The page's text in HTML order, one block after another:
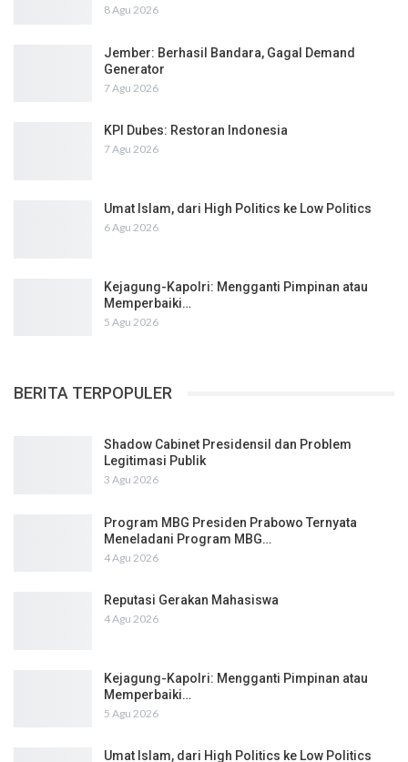
8 Agu 2026
Jember: Berhasil Bandara, Gagal Demand
Generator
7 Agu 2026
KPI Dubes: Restoran Indonesia
7 Agu 2026
Umat Islam, dari High Politics ke Low Politics
6 Agu 2026
Kejagung-Kapolri: Mengganti Pimpinan atau
Memperbaiki…
5 Agu 2026
BERITA TERPOPULER
Shadow Cabinet Presidensil dan Problem
Legitimasi Publik
3 Agu 2026
Program MBG Presiden Prabowo Ternyata
Meneladani Program MBG…
4 Agu 2026
Reputasi Gerakan Mahasiswa
4 Agu 2026
Kejagung-Kapolri: Mengganti Pimpinan atau
Memperbaiki…
5 Agu 2026
Umat Islam, dari High Politics ke Low Politics